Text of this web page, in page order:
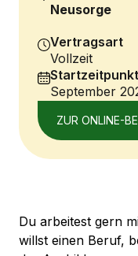
Neusorge
Vertragsart
Vollzeit
Startzeitpunkt
September
ZUR ONLINE-
Du arbeitest gern
willst einen Beruf,